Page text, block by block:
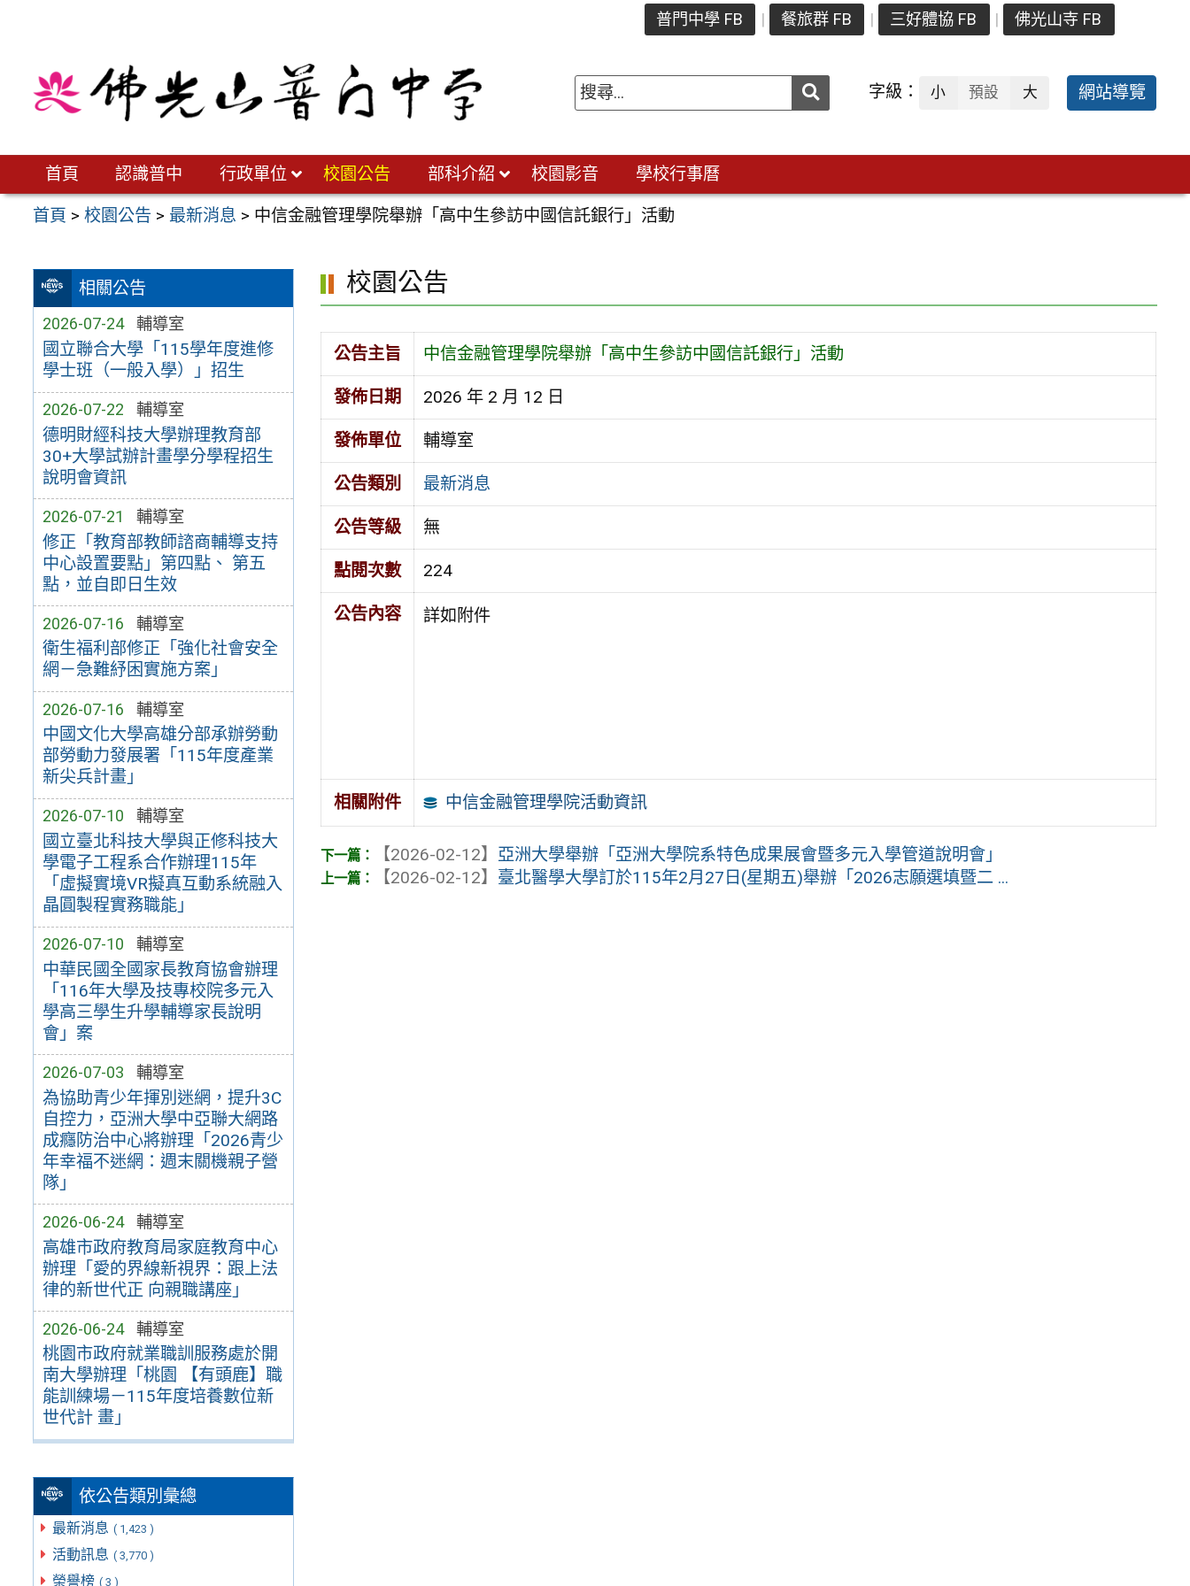
普門中學 FB 餐旅群 FB 三好體協 FB 佛光山寺 FB
送出 字級： 小 預設 大 網站導覽
首頁 認識普中 行政單位 校園公告 部科介紹 校園影音 學校行事曆
首頁 >校園公告 > 最新消息 > 中信金融管理學院舉辦「高中生參訪中國信託銀行」活動
相關公告
2026-07-24 輔導室
國立聯合大學「115學年度進修
學士班（一般入學）」招生
2026-07-22 輔導室
德明財經科技大學辦理教育部
30+大學試辦計畫學分學程招生
說明會資訊
2026-07-21 輔導室
修正「教育部教師諮商輔導支持
中心設置要點」第四點、 第五
點，並自即日生效
2026-07-16 輔導室
衛生福利部修正「強化社會安全
網－急難紓困實施方案」
2026-07-16 輔導室
中國文化大學高雄分部承辦勞動
部勞動力發展署「115年度產業
新尖兵計畫」
2026-07-10 輔導室
國立臺北科技大學與正修科技大
學電子工程系合作辦理115年
「虛擬實境VR擬真互動系統融入
晶圓製程實務職能」
2026-07-10 輔導室
中華民國全國家長教育協會辦理
「116年大學及技專校院多元入
學高三學生升學輔導家長說明
會」案
2026-07-03 輔導室
為協助青少年揮別迷網，提升3C
自控力，亞洲大學中亞聯大網路
成癮防治中心將辦理「2026青少
年幸福不迷網：週末關機親子營
隊」
2026-06-24 輔導室
高雄市政府教育局家庭教育中心
辦理「愛的界線新視界：跟上法
律的新世代正 向親職講座」
2026-06-24 輔導室
桃園市政府就業職訓服務處於開
南大學辦理「桃園 【有頭鹿】職
能訓練場－115年度培養數位新
世代計 畫」
依公告類別彙總
最新消息 ( 1,423 )
活動訊息 ( 3,770 )
榮譽榜 ( 3 )
校園公告
公告主旨 中信金融管理學院舉辦「高中生參訪中國信託銀行」活動
發佈日期 2026 年 2 月 12 日
發佈單位 輔導室
公告類別 最新消息
公告等級 無
點閱次數 224
公告內容 詳如附件
相關附件 中信金融管理學院活動資訊
【2026-02-12】 亞洲大學舉辦「亞洲大學院系特色成果展會暨多元入學管道說明會」
【2026-02-12】 臺北醫學大學訂於115年2月27日(星期五)舉辦「2026志願選填暨二 ...